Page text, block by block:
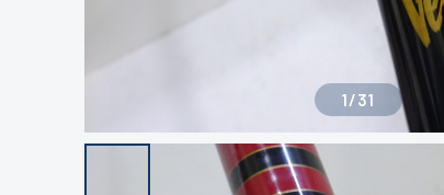
1/31